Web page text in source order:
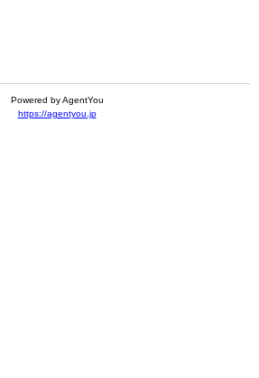
Powered by AgentYou
https://agentyou.jp